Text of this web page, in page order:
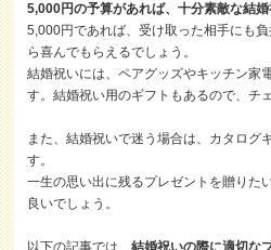
5,000円の予算があれば、十分素敵な結婚
5,000円であれば、受け取った相手にも
ら喜んでもらえるでしょう。
結婚祝いには、ペアグッズやキッチン家
す。結婚祝い用のギフトもあるので、チ
また、結婚祝いで迷う場合は、カタログ
す。
一生の思い出に残るプレゼントを贈りた
良いでしょう。
以下の記事では、結婚祝いの際に適切な